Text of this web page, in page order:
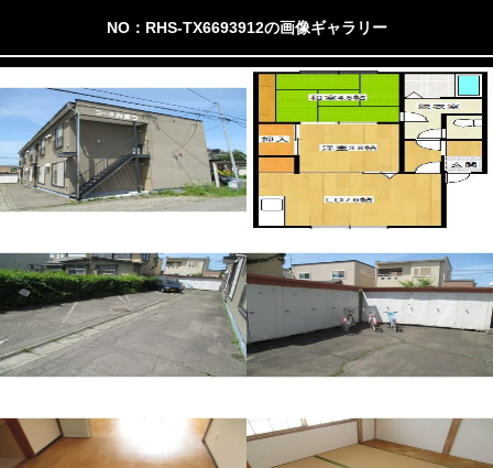
NO：RHS-TX6693912の画像ギャラリー